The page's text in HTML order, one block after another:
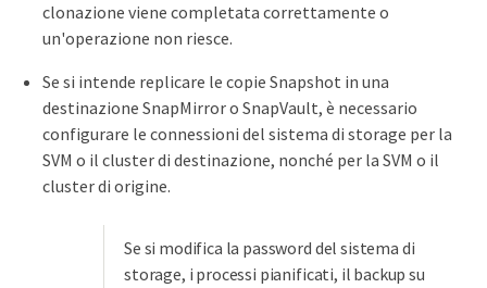
clonazione viene completata correttamente o
un'operazione non riesce.
Se si intende replicare le copie Snapshot in una
destinazione SnapMirror o SnapVault, è necessario
configurare le connessioni del sistema di storage per la
SVM o il cluster di destinazione, nonché per la SVM o il
cluster di origine.
Se si modifica la password del sistema di
storage, i processi pianificati, il backup su